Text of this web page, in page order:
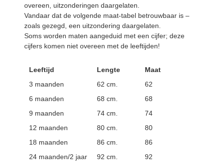
overeen, uitzonderingen daargelaten.
Vandaar dat de volgende maat-tabel betrouwbaar is –
zoals gezegd, een uitzondering daargelaten.
Soms worden maten aangeduid met een cijfer; deze
cijfers komen niet overeen met de leeftijden!
Leeftijd Lengte
Maat
3 maanden
62 cm.
62
6 maanden
68 cm.
68
9 maanden
74 cm.
74
12 maanden
80 cm.
80
18 maanden
86 cm.
86
24 maanden/2 jaar
92 cm.
92